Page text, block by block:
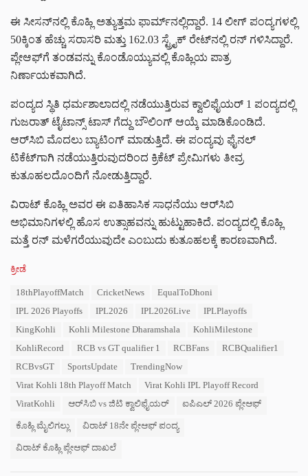
ಈ ಸೀಸನ್‌ನಲ್ಲಿ ಕೊಹ್ಲಿ ಅತ್ಯುತ್ತಮ ಫಾರ್ಮ್‌ನಲ್ಲಿದ್ದಾರೆ. 14 ಲೀಗ್ ಪಂದ್ಯಗಳಲ್ಲಿ
50ಕ್ಕಿಂತ ಹೆಚ್ಚು ಸರಾಸರಿ ಮತ್ತು 162.03 ಸ್ಟ್ರೈಕ್ ರೇಟ್‌ನಲ್ಲಿ ರನ್ ಗಳಿಸಿದ್ದಾರೆ.
ಪ್ಲೇಆಫ್‌ಗೆ ತಂಡವನ್ನು ಕೊಂಡೊಯ್ಯುವಲ್ಲಿ ಕೊಹ್ಲಿಯ ಪಾತ್ರ
ನಿರ್ಣಾಯಕವಾಗಿದೆ.
ಪಂದ್ಯದ ಸ್ಥಿತಿ ಧರ್ಮಶಾಲಾದಲ್ಲಿ ನಡೆಯುತ್ತಿರುವ ಕ್ವಾಲಿಫೈಯರ್ 1 ಪಂದ್ಯದಲ್ಲಿ
ಗುಜರಾತ್ ಟೈಟಾನ್ಸ್ ಟಾಸ್ ಗೆದ್ದು ಬೌಲಿಂಗ್ ಆಯ್ಕೆ ಮಾಡಿಕೊಂಡಿದೆ.
ಆರ್‌ಸಿಬಿ ಮೊದಲು ಬ್ಯಾಟಿಂಗ್ ಮಾಡುತ್ತಿದೆ. ಈ ಪಂದ್ಯವು ಫೈನಲ್
ಟಿಕೆಟ್‌ಗಾಗಿ ನಡೆಯುತ್ತಿರುವುದರಿಂದ ಕ್ರಿಕೆಟ್ ಪ್ರೇಮಿಗಳು ತೀವ್ರ
ಕುತೂಹಲದೊಂದಿಗೆ ನೋಡುತ್ತಿದ್ದಾರೆ.
ವಿರಾಟ್ ಕೊಹ್ಲಿ ಅವರ ಈ ಐತಿಹಾಸಿಕ ಸಾಧನೆಯು ಆರ್‌ಸಿಬಿ
ಅಭಿಮಾನಿಗಳಲ್ಲಿ ಹೊಸ ಉತ್ಸಾಹವನ್ನು ಹುಟ್ಟುಹಾಕಿದೆ. ಪಂದ್ಯದಲ್ಲಿ ಕೊಹ್ಲಿ
ಮತ್ತೆ ರನ್ ಮಳೆಗರೆಯುವುದೇ ಎಂಬುದು ಕುತೂಹಲಕ್ಕೆ ಕಾರಣವಾಗಿದೆ.
C
ಕ್ರೀಡೆ
18thPlayoffMatch CricketNews
EqualToDhoni
IPL 2026 Playoffs
IPL2026 IPL2026Live
IPLPlayoffs
KingKohli
Kohli Milestone Dharamshala
KohliMilestone
KohliRecord
RCB vs GT qualifier 1 RCBFans
RCBQualifier1
RCBvsGT
SportsUpdate
TrendingNow
Virat Kohli 18th Playoff Match
Virat Kohli IPL Playoff Record
ViratKohli
ಆರ್‌ಸಿಬಿ vs ಜಿಟಿ ಕ್ವಾಲಿಫೈಯರ್ ಐಪಿಎಲ್ 2026 ಪ್ಲೇಆಫ್
ಕೊಹ್ಲಿ ಮೈಲಿಗಲ್ಲು ವಿರಾಟ್ 18ನೇ ಪ್ಲೇಆಫ್ ಪಂದ್ಯ
ವಿರಾಟ್ ಕೊಹ್ಲಿ ಪ್ಲೇಆಫ್ ದಾಖಲೆ